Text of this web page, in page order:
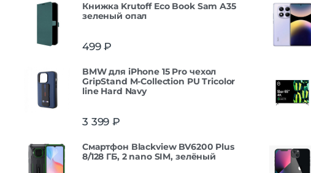
Книжка Krutoff Eco Book Sam A35
зеленый опал
499₽
BMW для iPhone 15 Pro чехол
GripStand M-Collection PU Tricolor
line Hard Navy
3 399 ₽
Смартфон Blackview BV6200 Plus
8/128 ГБ, 2 nano SIM, зелёный